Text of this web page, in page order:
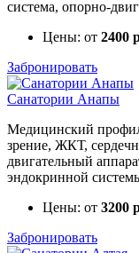
система, опорно-
Цены: от 2400
Забронировать
Санатории Анапы
Медицинский
зрение, ЖКТ,
двигательный
эндокринной
Цены: от 3200
Забронировать